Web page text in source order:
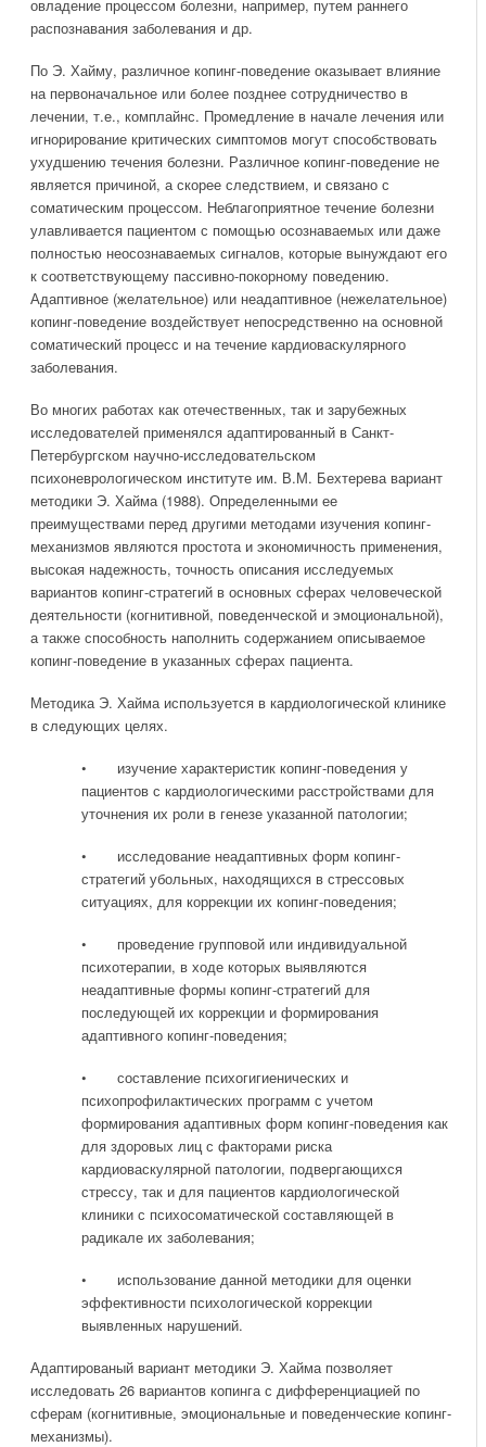
овладение процессом болезни, например, путем раннего
распознавания заболевания и др.
По Э. Хайму, различное копинг-поведение оказывает влияние
на первоначальное или более позднее сотрудничество в
лечении, т.е., комплайнс. Промедление в начале лечения или
игнорирование критических симптомов могут способствовать
ухудшению течения болезни. Различное копинг-поведение не
является причиной, а скорее следствием, и связано с
соматическим процессом. Неблагоприятное течение болезни
улавливается пациентом с помощью осознаваемых или даже
полностью неосознаваемых сигналов, которые вынуждают его
к соответствующему пассивно-покорному поведению.
Адаптивное (желательное) или неадаптивное (нежелательное)
копинг-поведение воздействует непосредственно на основной
соматический процесс и на течение кардиоваскулярного
заболевания.
Во многих работах как отечественных, так и зарубежных
исследователей применялся адаптированный в Санкт-
Петербургском научно-исследовательском
психоневрологическом институте им. В.М. Бехтерева вариант
методики Э. Хайма (1988). Определенными ее
преимуществами перед другими методами изучения копинг-
механизмов являются простота и экономичность применения,
высокая надежность, точность описания исследуемых
вариантов копинг-стратегий в основных сферах человеческой
деятельности (когнитивной, поведенческой и эмоциональной),
а также способность наполнить содержанием описываемое
копинг-поведение в указанных сферах пациента.
Методика Э. Хайма используется в кардиологической клинике
в следующих целях.
• изучение характеристик копинг-поведения у
пациентов с кардиологическими расстройствами для
уточнения их роли в генезе указанной патологии;
• исследование неадаптивных форм копинг-
стратегий убольных, находящихся в стрессовых
ситуациях, для коррекции их копинг-поведения;
• проведение групповой или индивидуальной
психотерапии, в ходе которых выявляются
неадаптивные формы копинг-стратегий для
последующей их коррекции и формирования
адаптивного копинг-поведения;
• составление психогигиенических и
психопрофилактических программ с учетом
формирования адаптивных форм копинг-поведения как
для здоровых лиц с факторами риска
кардиоваскулярной патологии, подвергающихся
стрессу, так и для пациентов кардиологической
клиники с психосоматической составляющей в
радикале их заболевания;
• использование данной методики для оценки
эффективности психологической коррекции
выявленных нарушений.
Адаптированый вариант методики Э. Хайма позволяет
исследовать 26 вариантов копинга с дифференциацией по
сферам (когнитивные, эмоциональные и поведенческие копинг-
механизмы).